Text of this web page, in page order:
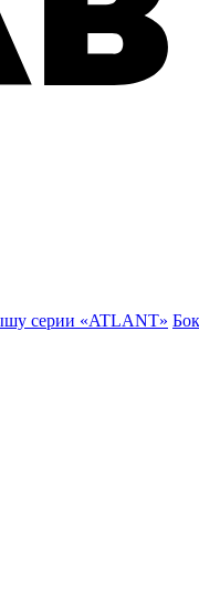
серии «ATLANT»